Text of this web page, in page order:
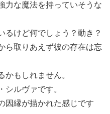
力な魔法を持っていそうな
けど何でしょう？動き？
ら取りあえず彼の存在は忘
かもしれません。
シルヴァです。
因縁が描かれた感じです